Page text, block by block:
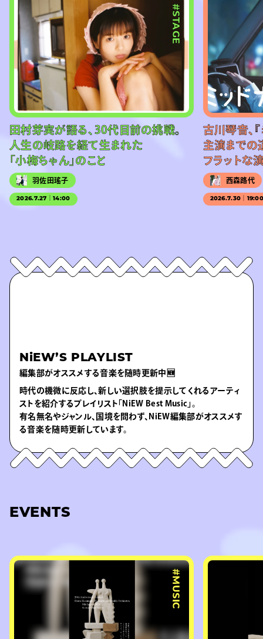
#STAGE
田村芽実が語る、30代目前の挑戦。
人生の岐路を経て生まれた
「小梅ちゃん」のこと
羽佐田瑤子
2026.7.27｜14:00
古川琴音、
主演までの
フラットな
西森路代
2026.7.30｜
NiEW’S PLAYLIST
編集部がオススメする音楽を随時更新中🆕
時代の機微に反応し、新しい選択肢を提示してくれるアーティ
ストを紹介するプレイリスト「NiEW Best Music」。
有名無名やジャンル、国境を問わず、NiEW編集部がオススメす
る音楽を随時更新しています。
EVENTS
#MUSIC